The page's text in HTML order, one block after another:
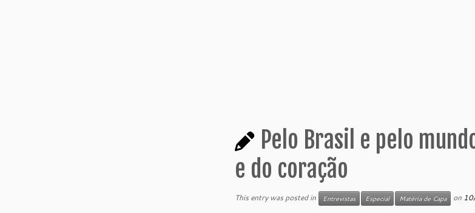
Pelo Brasil e pelo
e do coração
This entry was posted in Entrevistas Especial Matéria de Capa on